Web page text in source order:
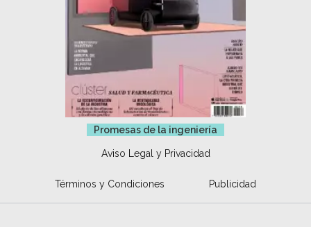
Promesas de la ingeniería
Aviso Legal y Privacidad
Términos y Condiciones Publicidad